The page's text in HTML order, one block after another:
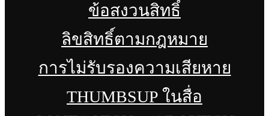
ข้อสงวนสิทธิ์
ลิขสิทธิ์ตามกฎหมาย
การไม่รับรองความเสียหาย
THUMBSUP ในสื่อ